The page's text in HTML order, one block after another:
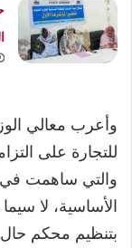
وأعرب معالي
للتجارة على
والتي ساهمت في
الأساسية، لا
بتنظيم محكم